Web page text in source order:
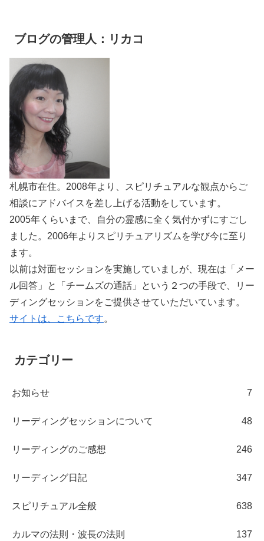
ブログの管理人：リカコ
札幌市在住。2008年より、スピリチュアルな観点からご
相談にアドバイスを差し上げる活動をしています。
2005年くらいまで、自分の霊感に全く気付かずにすごし
ました。2006年よりスピリチュアリズムを学び今に至り
ます。
以前は対面セッションを実施していましが、現在は「メー
ル回答」と「チームズの通話」という２つの手段で、リー
ディングセッションをご提供させていただいています。
サイトは、こちらです。
カテゴリー
お知らせ 7
リーディングセッションについて 48
リーディングのご感想 246
リーディング日記 347
スピリチュアル全般 638
カルマの法則・波長の法則 137